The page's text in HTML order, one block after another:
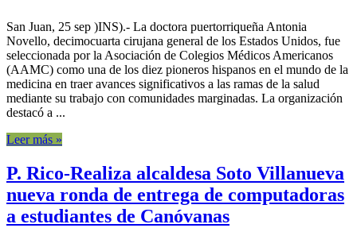
San Juan, 25 sep )INS).- La doctora puertorriqueña Antonia
Novello, decimocuarta cirujana general de los Estados Unidos, fue
seleccionada por la Asociación de Colegios Médicos Americanos
(AAMC) como una de los diez pioneros hispanos en el mundo de la
medicina en traer avances significativos a las ramas de la salud
mediante su trabajo con comunidades marginadas. La organización
destacó a ...
Leer más »
P. Rico-Realiza alcaldesa Soto Villanueva
nueva ronda de entrega de computadoras
a estudiantes de Canóvanas